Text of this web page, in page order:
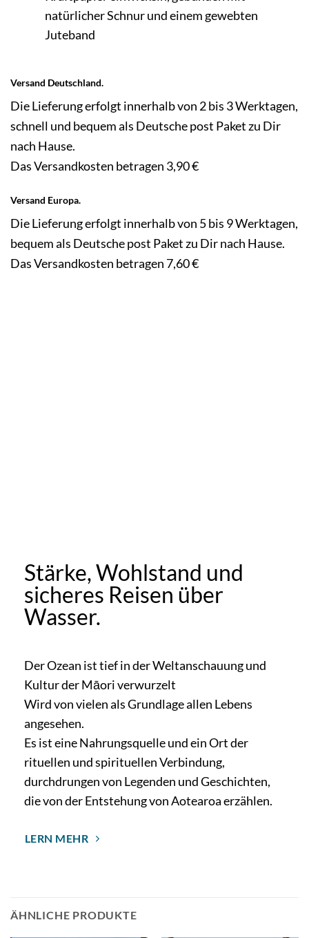
natürlicher Schnur und einem gewebten
Juteband
Versand Deutschland.
Die Lieferung erfolgt innerhalb von 2 bis 3 Werktagen,
schnell und bequem als Deutsche post Paket zu Dir
nach Hause.
Das Versandkosten betragen 3,90 €
Versand Europa.
Die Lieferung erfolgt innerhalb von 5 bis 9 Werktagen,
bequem als Deutsche post Paket zu Dir nach Hause.
Das Versandkosten betragen 7,60 €
Stärke, Wohlstand und
sicheres Reisen über
Wasser.
Der Ozean ist tief in der Weltanschauung und
Kultur der Māori verwurzelt
Wird von vielen als Grundlage allen Lebens
angesehen.
Es ist eine Nahrungsquelle und ein Ort der
rituellen und spirituellen Verbindung,
durchdrungen von Legenden und Geschichten,
die von der Entstehung von Aotearoa erzählen.
LERN MEHR
ÄHNLICHE PRODUKTE